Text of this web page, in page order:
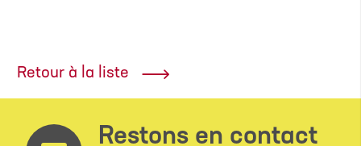
Retour à la liste
Restons en contact